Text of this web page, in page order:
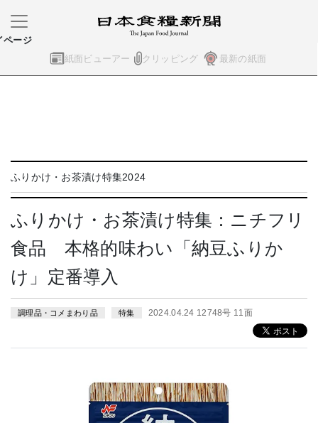
紙面ビューアー クリッピング 最新の紙面
ページ
ふりかけ・お茶漬け特集2024
ふりかけ・お茶漬け特集：ニチフリ
食品 本格的味わい「納豆ふりか
け」定番導入
調理品・コメまわり品 特集 2024.04.24 12748号 11面